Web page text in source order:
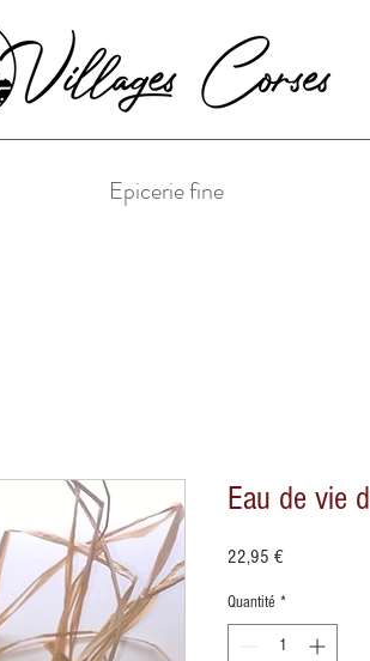
Epicerie fine
Eau de vie
22,95 €Prix
Quantité *